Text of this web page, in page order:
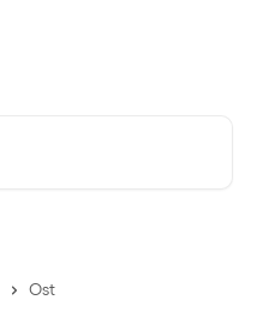
Ost